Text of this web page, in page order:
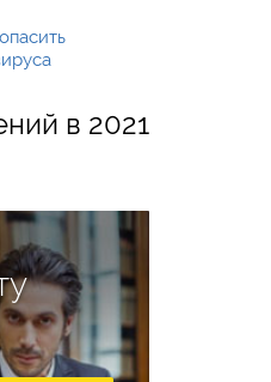
в 2021